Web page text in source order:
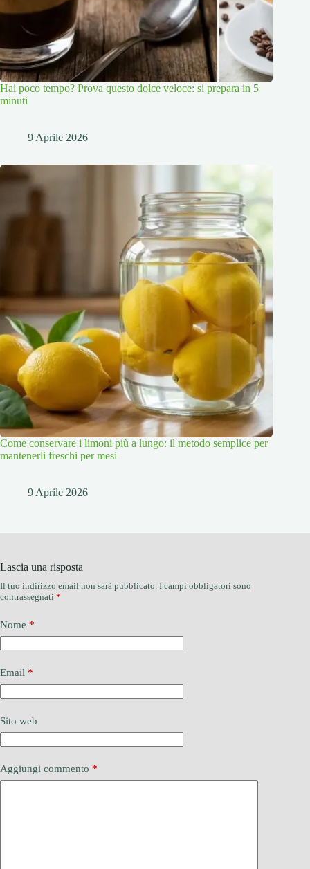
Hai poco tempo? Prova questo dolce veloce: si prepara in 5
minuti
9 Aprile 2026
Come conservare i limoni più a lungo: il metodo semplice per
mantenerli freschi per mesi
9 Aprile 2026
Lascia una risposta
Il tuo indirizzo email non sarà pubblicato. I campi obbligatori sono
contrassegnati *
Nome *
Email *
Sito web
Aggiungi commento *